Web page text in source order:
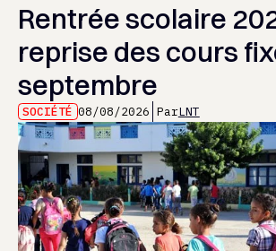
Rentrée scolaire
reprise des cours
septembre
SOCIÉTÉ 08/08/2026 ParLNT